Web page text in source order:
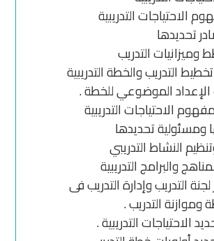
الاحتياجات التدريبية
تحديدها
وميزانيات التدريب
التدريب والخطة التدريبية
الموضوعي للخطة .
الاحتياجات التدريبية
ومسئولية تحديدها
النشاط التدريبي
والبرامج التدريبية
التدريب وإدارة التدريب فى
وموازنة التدريب .
الاحتياجات التدريبية .